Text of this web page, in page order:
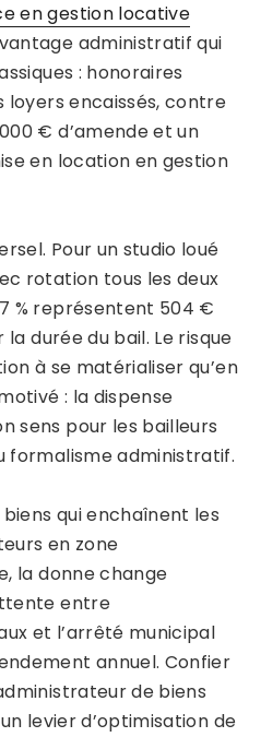
en gestion locative
administratif qui
: honoraires
loyers encaissés, contre
€ d’amende et un
en location en gestion
Pour un studio loué
rotation tous les deux
% représentent 504 €
la durée du bail. Le risque
à se matérialiser qu’en
: la dispense
sens pour les bailleurs
formalisme administratif.
qui enchaînent les
en zone
la donne change
entre
et l’arrêté municipal
annuel. Confier
de biens
levier d’optimisation de